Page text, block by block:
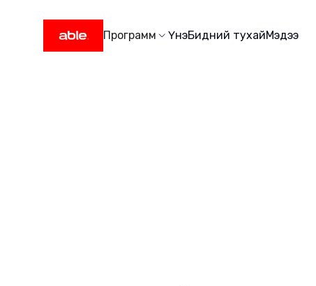
Программ ҮнэБидний тухайМэдээ